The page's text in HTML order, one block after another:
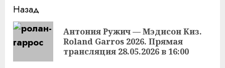
Продолжить
чтение
Назад
Антония Ружич — Мэдисон Киз.
Roland Garros 2026. Прямая
трансляция 28.05.2026 в 16:00